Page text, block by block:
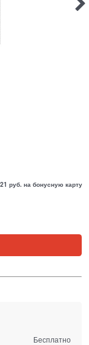
руб. на бонусную карту
Бесплатно